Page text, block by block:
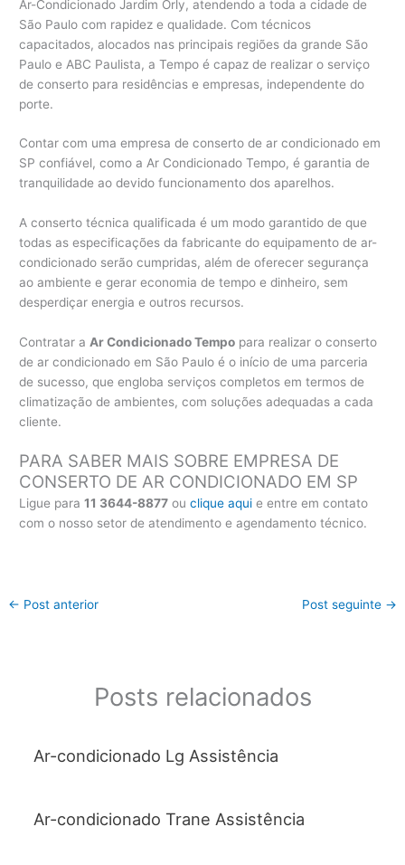
Ar-Condicionado Jardim Orly, atendendo a toda a cidade de
São Paulo com rapidez e qualidade. Com técnicos
capacitados, alocados nas principais regiões da grande São
Paulo e ABC Paulista, a Tempo é capaz de realizar o serviço
de conserto para residências e empresas, independente do
porte.
Contar com uma empresa de conserto de ar condicionado em
SP confiável, como a Ar Condicionado Tempo, é garantia de
tranquilidade ao devido funcionamento dos aparelhos.
A conserto técnica qualificada é um modo garantido de que
todas as especificações da fabricante do equipamento de ar-
condicionado serão cumpridas, além de oferecer segurança
ao ambiente e gerar economia de tempo e dinheiro, sem
desperdiçar energia e outros recursos.
Contratar a Ar Condicionado Tempo para realizar o conserto
de ar condicionado em São Paulo é o início de uma parceria
de sucesso, que engloba serviços completos em termos de
climatização de ambientes, com soluções adequadas a cada
cliente.
PARA SABER MAIS SOBRE EMPRESA DE
CONSERTO DE AR CONDICIONADO EM SP
Ligue para11 3644-8877 ouclique aqui e entre em contato
com o nosso setor de atendimento e agendamento técnico.
← Post anterior Post seguinte →
Posts relacionados
Ar-condicionado Lg Assistência
Ar-condicionado Trane Assistência